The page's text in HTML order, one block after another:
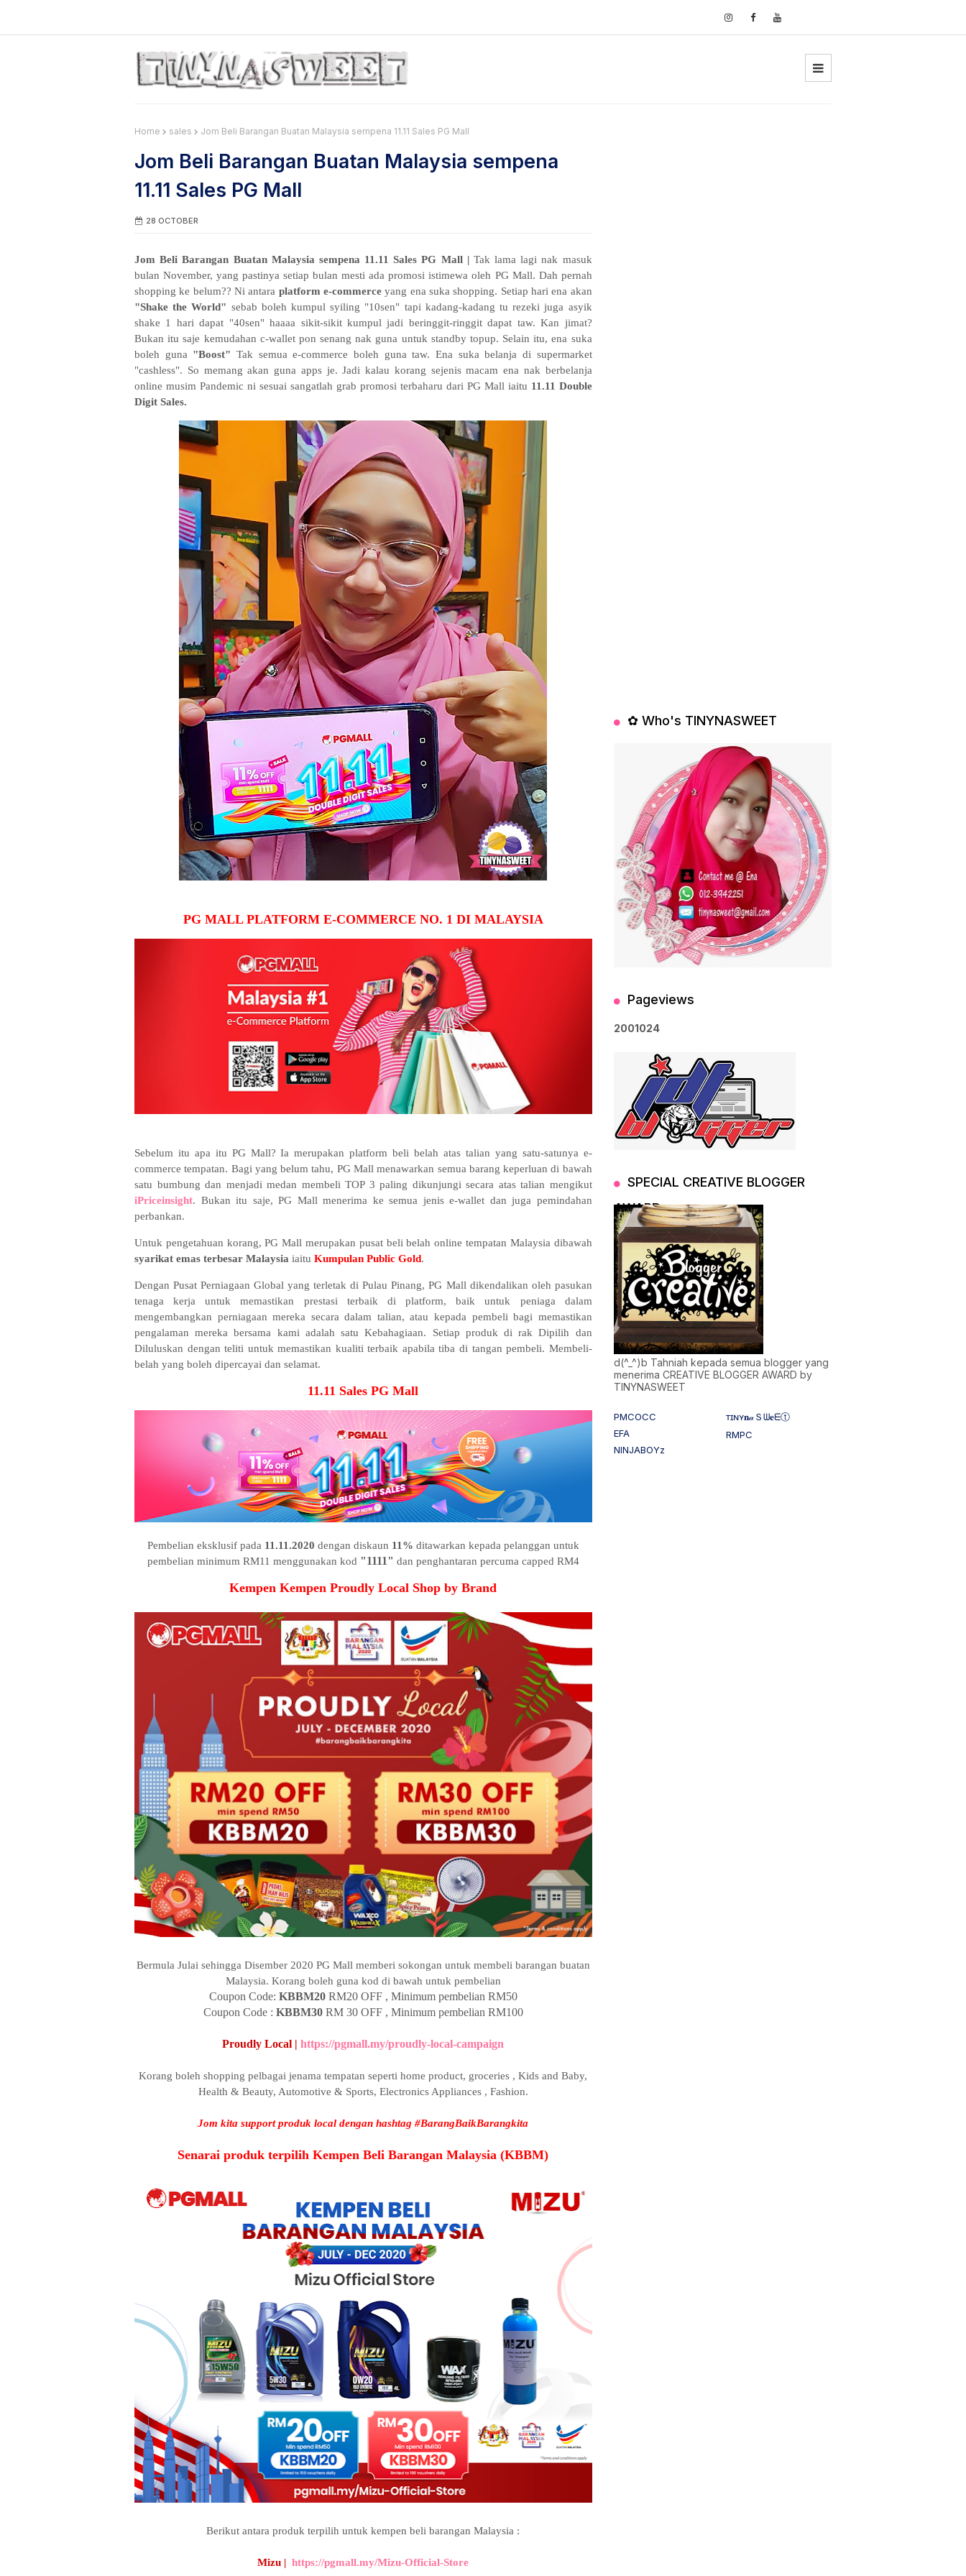
Home sales Jom Beli Barangan Buatan Malaysia sempena 11.11 Sales PG Mall
Jom Beli Barangan Buatan Malaysia sempena
11.11 Sales PG Mall
28 OCTOBER
Jom Beli Barangan Buatan Malaysia sempena 11.11 Sales PG Mall | Tak lama lagi nak masuk
bulan November, yang pastinya setiap bulan mesti ada promosi istimewa oleh PG Mall. Dah pernah
shopping ke belum?? Ni antara platform e-commerce yang ena suka shopping. Setiap hari ena akan
"Shake the World" sebab boleh kumpul syiling "10sen" tapi kadang-kadang tu rezeki juga asyik
shake 1 hari dapat "40sen" haaaa sikit-sikit kumpul jadi beringgit-ringgit dapat taw. Kan jimat?
Bukan itu saje kemudahan c-wallet pon senang nak guna untuk standby topup. Selain itu, ena suka
boleh guna "Boost"Tak semua e-commerce boleh guna taw. Ena suka belanja di supermarket
"cashless". So memang akan guna apps je. Jadi kalau korang sejenis macam ena nak berbelanja
online musim Pandemic ni sesuai sangatlah grab promosi terbaharu dari PG Mall iaitu 11.11 Double
Digit Sales.
PG MALL PLATFORM E-COMMERCE NO. 1 DI MALAYSIA
Sebelum itu apa itu PG Mall? Ia merupakan platform beli belah atas talian yang satu-satunya e-
commerce tempatan. Bagi yang belum tahu, PG Mall menawarkan semua barang keperluan di bawah
satu bumbung dan menjadi medan membeli TOP 3 paling dikunjungi secara atas talian mengikut
iPriceinsight. Bukan itu saje, PG Mall menerima ke semua jenis e-wallet dan juga pemindahan
perbankan.
Untuk pengetahuan korang, PG Mall merupakan pusat beli belah online tempatan Malaysia dibawah
syarikat emas terbesar Malaysia iaitu Kumpulan Public Gold.
Dengan Pusat Perniagaan Global yang terletak di Pulau Pinang, PG Mall dikendalikan oleh pasukan
tenaga kerja untuk memastikan prestasi terbaik di platform, baik untuk peniaga dalam
mengembangkan perniagaan mereka secara dalam talian, atau kepada pembeli bagi memastikan
pengalaman mereka bersama kami adalah satu Kebahagiaan. Setiap produk di rak Dipilih dan
Diluluskan dengan teliti untuk memastikan kualiti terbaik apabila tiba di tangan pembeli. Membeli-
belah yang boleh dipercayai dan selamat.
11.11 Sales PG Mall
Pembelian eksklusif pada 11.11.2020 dengan diskaun 11% ditawarkan kepada pelanggan untuk
pembelian minimum RM11 menggunakan kod "1111" dan penghantaran percuma capped RM4
Kempen Kempen Proudly Local Shop by Brand
Bermula Julai sehingga Disember 2020 PG Mall memberi sokongan untuk membeli barangan buatan
Malaysia. Korang boleh guna kod di bawah untuk pembelian
Coupon Code: KBBM20RM20 OFF , Minimum pembelian RM50
Coupon Code : KBBM30RM 30 OFF , Minimum pembelian RM100
Proudly Local |https://pgmall.my/proudly-local-campaign
Korang boleh shopping pelbagai jenama tempatan seperti home product, groceries , Kids and Baby,
Health & Beauty, Automotive & Sports, Electronics Appliances , Fashion.
Jom kita support produk local dengan hashtag #BarangBaikBarangkita
Senarai produk terpilih Kempen Beli Barangan Malaysia (KBBM)
Berikut antara produk terpilih untuk kempen beli barangan Malaysia :
Mizu |https://pgmall.my/Mizu-Official-Store
✿ Who's TINYNASWEET
Pageviews
2001024
SPECIAL CREATIVE BLOGGER
AWARD
d(^_^)b Tahniah kepada semua blogger yang
menerima CREATIVE BLOGGER AWARD by
TINYNASWEET
PMCOCC
ᴛɪɴʏ𝐧𝒶Ｓᗯ𝐞ᗴⓣ
EFA
RMPC
NINJABOYz